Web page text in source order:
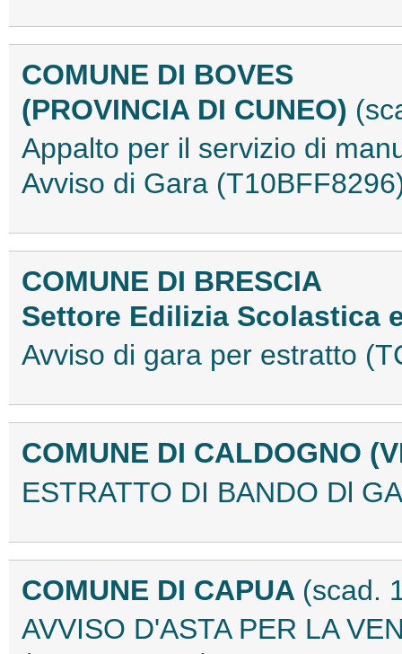
COMUNE DI BOVES
(PROVINCIA DI CUNEO)
Appalto per il servizio di
Avviso di Gara
COMUNE DI BRESCIA
Settore Edilizia Scolastica
Avviso di gara per estratto
COMUNE DI CALDOGNO
ESTRATTO DI BANDO Dl
COMUNE DI CAPUA (scad.
AVVISO D'ASTA PER LA